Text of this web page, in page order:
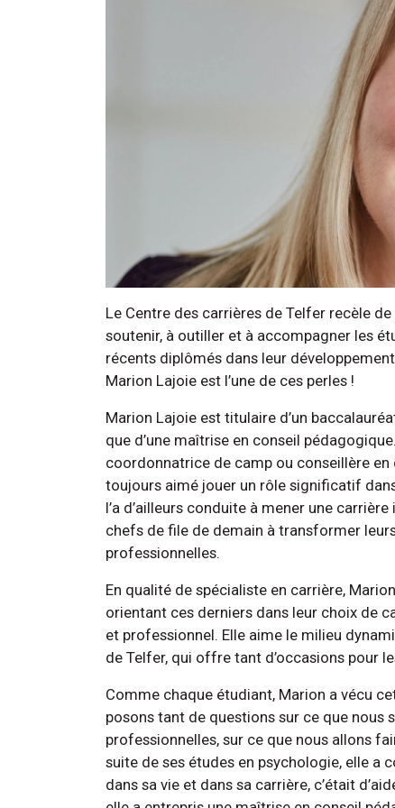
Le Centre des carrières de Telfer recèle
soutenir, à outiller et à accompagner les
récents diplômés dans leur
Marion Lajoie est l’une de ces perles !
Marion Lajoie est titulaire d’un
que d’une maîtrise en conseil
coordonnatrice de camp ou conseillère
toujours aimé jouer un rôle significatif
l’a d’ailleurs conduite à mener une
chefs de file de demain à transformer
professionnelles.
En qualité de spécialiste en carrière,
orientant ces derniers dans leur choix de
et professionnel. Elle aime le milieu
de Telfer, qui offre tant d’occasions pour
Comme chaque étudiant, Marion a vécu
posons tant de questions sur ce que nous
professionnelles, sur ce que nous allons
suite de ses études en psychologie, elle a
dans sa vie et dans sa carrière, c’était